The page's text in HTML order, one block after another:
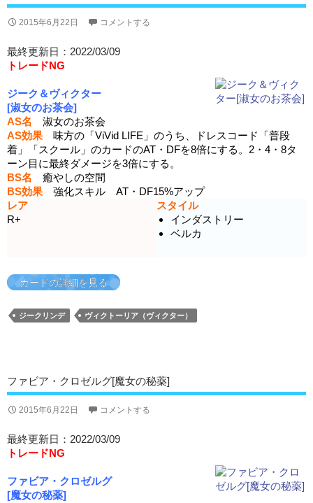
2015年6月22日 コメントする
最終更新日：2022/03/09
トレードNG
ジーク＆ヴィクター
[淑女のお茶会]
AS名 淑女のお茶会
AS効果 味方の「ViVid LIFE」のうち、ドレスコード「普段
着」「スクール」のカードのAT・DFを8倍にする。2・4・8タ
ーン目に最終ダメージを3倍にする。
BS名 癒やしの空間
BS効果 強化スキル AT・DF15%アップ
レア
スタイル
R+
インダストリー
ベルカ
カードの詳細を見る
ジークリンデ ヴィクトーリア（ヴィクター）
ファビア・クロゼルグ[魔女の秘薬]
2015年6月22日 コメントする
最終更新日：2022/03/09
トレードNG
ファビア・クロゼルグ
[魔女の秘薬]